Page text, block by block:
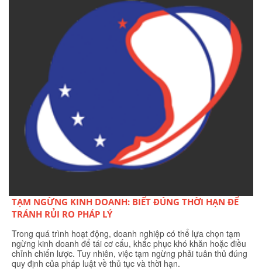
TẠM NGỪNG KINH DOANH: BIẾT ĐÚNG THỜI HẠN ĐỂ
TRÁNH RỦI RO PHÁP LÝ
Trong quá trình hoạt động, doanh nghiệp có thể lựa chọn tạm
ngừng kinh doanh để tái cơ cấu, khắc phục khó khăn hoặc điều
chỉnh chiến lược. Tuy nhiên, việc tạm ngừng phải tuân thủ đúng
quy định của pháp luật về thủ tục và thời hạn.